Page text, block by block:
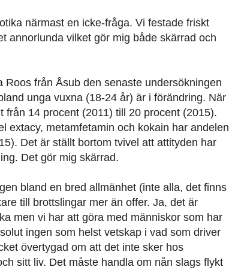
närmast en icke-fråga. Vi festade friskt
annorlunda vilket gör mig både skärrad och
från Åsub den senaste undersökningen
unga vuxna (18-24 år) är i förändring. När
14 procent (2011) till 20 procent (2015).
extacy, metamfetamin och kokain har andelen
Det är ställt bortom tvivel att attityden har
Det gör mig skärrad.
bland en bred allmänhet (inte alla, det finns
till brottslingar mer än offer. Ja, det är
men vi har att göra med människor som har
ingen som helst vetskap i vad som driver
övertygad om att det inte sker hos
sitt liv. Det måste handla om nån slags flykt